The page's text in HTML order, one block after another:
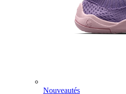
Nouveautés